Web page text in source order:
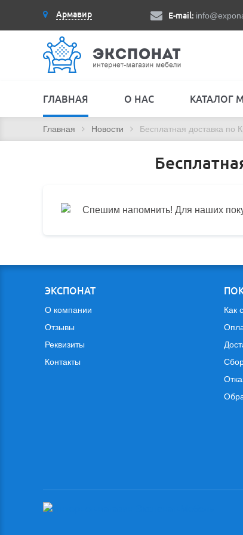
Армавир E-mail:
ГЛАВНАЯ О НАС КАТАЛОГ
Главная Новости Бесплатная доставка по
Спешим напомнить! Для наших
ЭКСПОНАТ
О компании
Отзывы
Реквизиты
Контакты
Как